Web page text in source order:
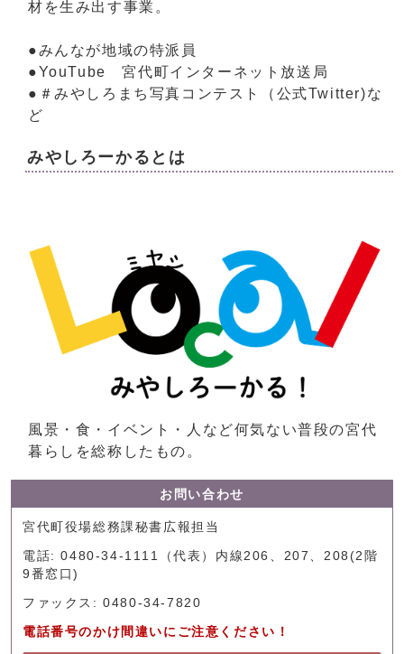
材を生み出す事業。
●みんなが地域の特派員
●YouTube 宮代町インターネット放送局
●＃みやしろまち写真コンテスト（公式Twitter)な
ど
みやしろーかるとは
風景・食・イベント・人など何気ない普段の宮代
暮らしを総称したもの。
お問い合わせ
宮代町役場総務課秘書広報担当
電話: 0480-34-1111（代表）内線206、207、208(2階
9番窓口)
ファックス: 0480-34-7820
電話番号のかけ間違いにご注意ください！